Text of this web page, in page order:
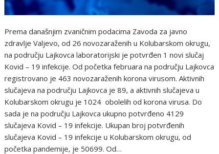
Prema današnjim zvaničnim podacima Zavoda za javno
zdravlje Valjevo, od 26 novozaraženih u Kolubarskom okrugu,
na području Lajkovca laboratorijski je potvrđen 1 novi slučaj
Kovid – 19 infekcije. Od početka februara na području Lajkovca
registrovano je 463 novozaraženih korona virusom. Aktivnih
slučajeva na području Lajkovca je 89, a aktivnih slučajeva u
Kolubarskom okrugu je 1024 obolelih od korona virusa. Do
sada je na području Lajkovca ukupno potvrđeno 4129
slučajeva Kovid – 19 infekcije. Ukupan broj potvrđenih
slučajeva Kovid – 19 infekcije u Kolubarskom okrugu, od
početka pandemije, je 50699. Od…